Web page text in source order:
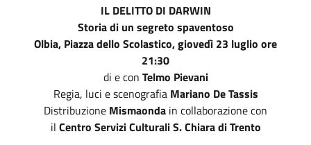
IL DELITTO DI DARWIN
Storia di un segreto spaventoso
Olbia, Piazza dello Scolastico, giovedì 23 luglio ore
21:30
di e con Telmo Pievani
Regia, luci e scenografia Mariano De Tassis
Distribuzione Mismaonda in collaborazione con
il Centro Servizi Culturali S. Chiara di Trento